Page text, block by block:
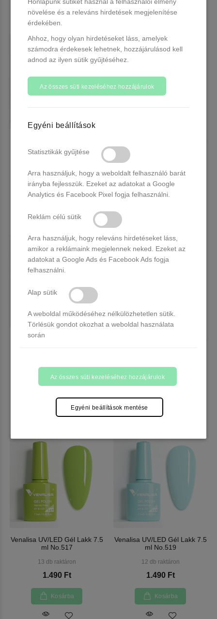
ml No.510
1.490 Ft
Kosárba
Több, mint 20 db raktáron
1.490 Ft
Kosárba
Venalisa UV/LED Gél Lakk 7.5
1.490 Ft
Kosárba
1.490 Ft
Kosárba
Venalisa UV/LED Gél Lakk 7.5
ml No.517
13 db raktáron
1.490 Ft
Kosárba
Venalisa UV/LED Gél Lakk 7.5
ml No.519
12 db raktáron
1.490 Ft
Kosárba
növelése és a releváns hirdetések megjelenítése
érdekében.
Ahhoz, hogy olyan hirdetéseket láss, amelyek
számodra érdekesek lehetnek, hozzájárulásod kell
adnod az ilyen sütik gyűjtéséhez.
Az összes süti kezeléséhez hozzájárulok
Egyéni beállítások
Statisztikák gyűjtése
Arra használjuk, hogy a weboldalt felhasználó barát
irányba fejlesszük. Ezeket az adatokat a Google
Analytics és Facebook Pixel fogja felhasználni.
Reklám célú sütik
Arra használjuk, hogy releváns hirdetéseket láss,
amikor a reklámaink megjelennek neked. Ezeket az
adatokat a Google Ads és Facebook Ads fogja
felhasználni.
Alap sütik
A weboldal működéséhez nélkülözhetetlen sütik.
Törlésük gondot okozhat a weboldal használata
során
Az összes süti kezeléséhez hozzájárulok
Egyéni beállítások mentése